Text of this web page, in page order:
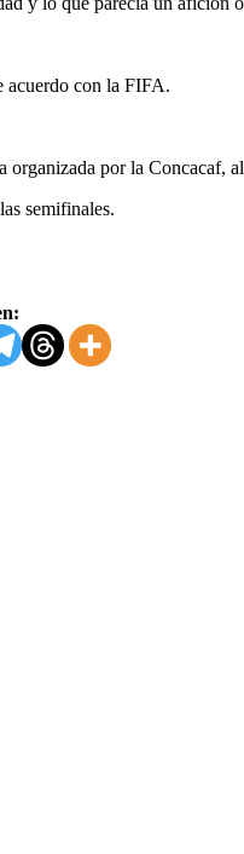
acuerdo con la FIFA.
por la
semifinales.